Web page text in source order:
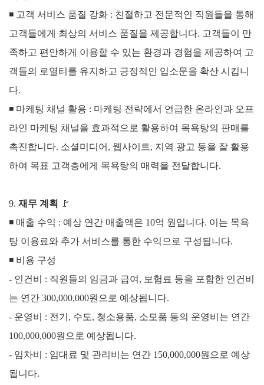
◾ 고객 서비스 품질 강화 : 친절하고 전문적인 직원들을 통해
고객들에게 최상의 서비스 품질을 제공합니다. 고객들이 만
족하고 편안하게 이용할 수 있는 환경과 경험을 제공하여 고
객들의 로열티를 유지하고 긍정적인 입소문을 확산 시킵니
다.
◾ 마케팅 채널 활용 : 마케팅 전략에서 언급한 온라인과 오프
라인 마케팅 채널을 효과적으로 활용하여 목욕탕의 판매를
촉진합니다. 소셜미디어, 웹사이트, 지역 광고 등을 잘 활용
하여 목표 고객층에게 목욕탕의 매력을 전달합니다.
9. 재무 계획
🚩
◾ 매출 수익 : 예상 연간 매출액은 10억 원입니다. 이는 목욕
탕 이용료와 추가 서비스를 통한 수익으로 구성됩니다.
◾ 비용 구성
- 인건비 : 직원들의 임금과 급여, 보험료 등을 포함한 인건비
는 연간 300,000,000원으로 예상됩니다.
- 운영비 : 전기, 수도, 청소용품, 소모품 등의 운영비는 연간
100,000,000원으로 예상됩니다.
- 임차비 : 임대료 및 관리비는 연간 150,000,000원으로 예상
됩니다.